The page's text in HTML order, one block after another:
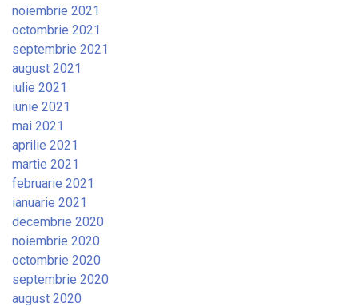
noiembrie 2021
octombrie 2021
septembrie 2021
august 2021
iulie 2021
iunie 2021
mai 2021
aprilie 2021
martie 2021
februarie 2021
ianuarie 2021
decembrie 2020
noiembrie 2020
octombrie 2020
septembrie 2020
august 2020